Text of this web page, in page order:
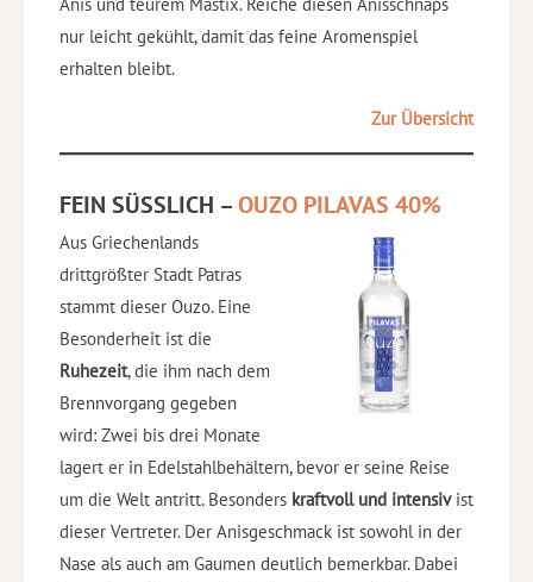
nur leicht gekühlt, damit das feine Aromenspiel
erhalten bleibt.
Zur Übersicht
FEIN SÜSSLICH –OUZO PILAVAS 40%
Aus Griechenlands
drittgrößter Stadt Patras
stammt dieser Ouzo. Eine
Besonderheit ist die
Ruhezeit, die ihm nach dem
Brennvorgang gegeben
wird: Zwei bis drei Monate
lagert er in Edelstahlbehältern, bevor er seine Reise
um die Welt antritt. Besonders kraftvoll und intensivist
dieser Vertreter. Der Anisgeschmack ist sowohl in der
Nase als auch am Gaumen deutlich bemerkbar. Dabei